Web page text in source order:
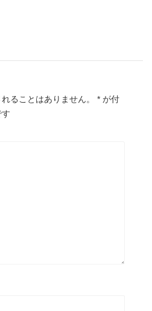
ることはありません。 * が付